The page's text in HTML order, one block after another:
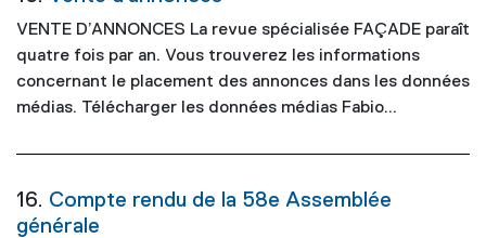
VENTE D’ANNONCES La revue spécialisée FAÇADE paraît
quatre fois par an. Vous trouverez les informations
concernant le placement des annonces dans les données
médias. Télécharger les données médias Fabio...
16. Compte rendu de la 58e Assemblée
générale